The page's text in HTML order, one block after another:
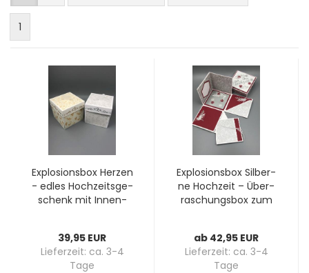
1
Ex­plo­si­ons­box Her­zen
- edles Hoch­zeits­ge­
schenk mit In­nen­
39,95 EUR
Lieferzeit: ca. 3-4
Tage
Ex­plo­si­ons­box Sil­ber­
ne Hoch­zeit – Über­
ra­schungs­box zum
ab 42,95 EUR
Lieferzeit: ca. 3-4
Tage